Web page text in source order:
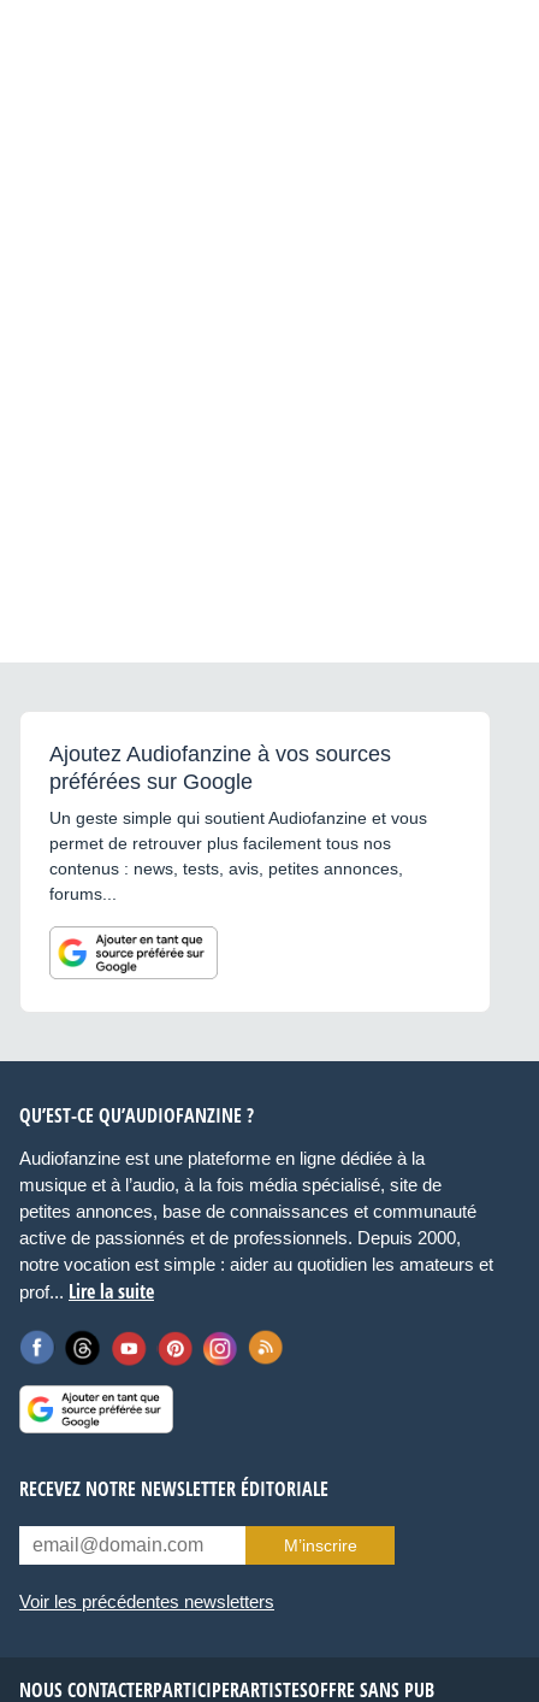
Ajoutez Audiofanzine à vos sources
préférées sur Google
Un geste simple qui soutient Audiofanzine et vous
permet de retrouver plus facilement tous nos
contenus : news, tests, avis, petites annonces,
forums...
QU’EST-CE QU’AUDIOFANZINE ?
Audiofanzine est une plateforme en ligne dédiée à la
musique et à l’audio, à la fois média spécialisé, site de
petites annonces, base de connaissances et communauté
active de passionnés et de professionnels. Depuis 2000,
notre vocation est simple : aider au quotidien les amateurs et
prof... Lire la suite
RECEVEZ NOTRE NEWSLETTER ÉDITORIALE
M’inscrire
Voir les précédentes newsletters
NOUS CONTACTERPARTICIPERARTISTESOFFRE SANS PUB